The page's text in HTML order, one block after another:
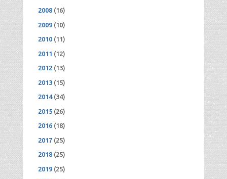
2008(16)
2009(10)
2010(11)
2011 (12)
2012(13)
2013(15)
2014(34)
2015(26)
2016(18)
2017(25)
2018(25)
2019(25)